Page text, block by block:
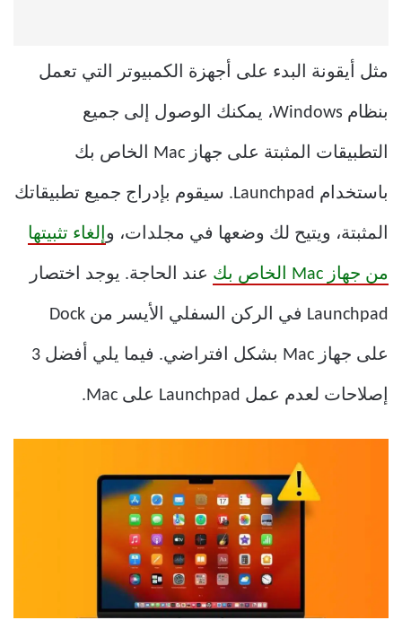
مثل أيقونة البدء على أجهزة الكمبيوتر التي تعمل
بنظام Windows، يمكنك الوصول إلى جميع
التطبيقات المثبتة على جهاز Mac الخاص بك
باستخدام Launchpad. سيقوم بإدراج جميع تطبيقاتك
المثبتة، ويتيح لك وضعها في مجلدات، وإلغاء تثبيتها
من جهاز Mac الخاص بك عند الحاجة. يوجد اختصار
Launchpad في الركن السفلي الأيسر من Dock
على جهاز Mac بشكل افتراضي. فيما يلي أفضل 3
إصلاحات لعدم عمل Launchpad على Mac.